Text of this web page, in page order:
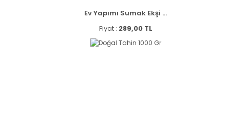
Ev Yapımı Sumak Ekşi ...
Fiyat : 289,00 TL